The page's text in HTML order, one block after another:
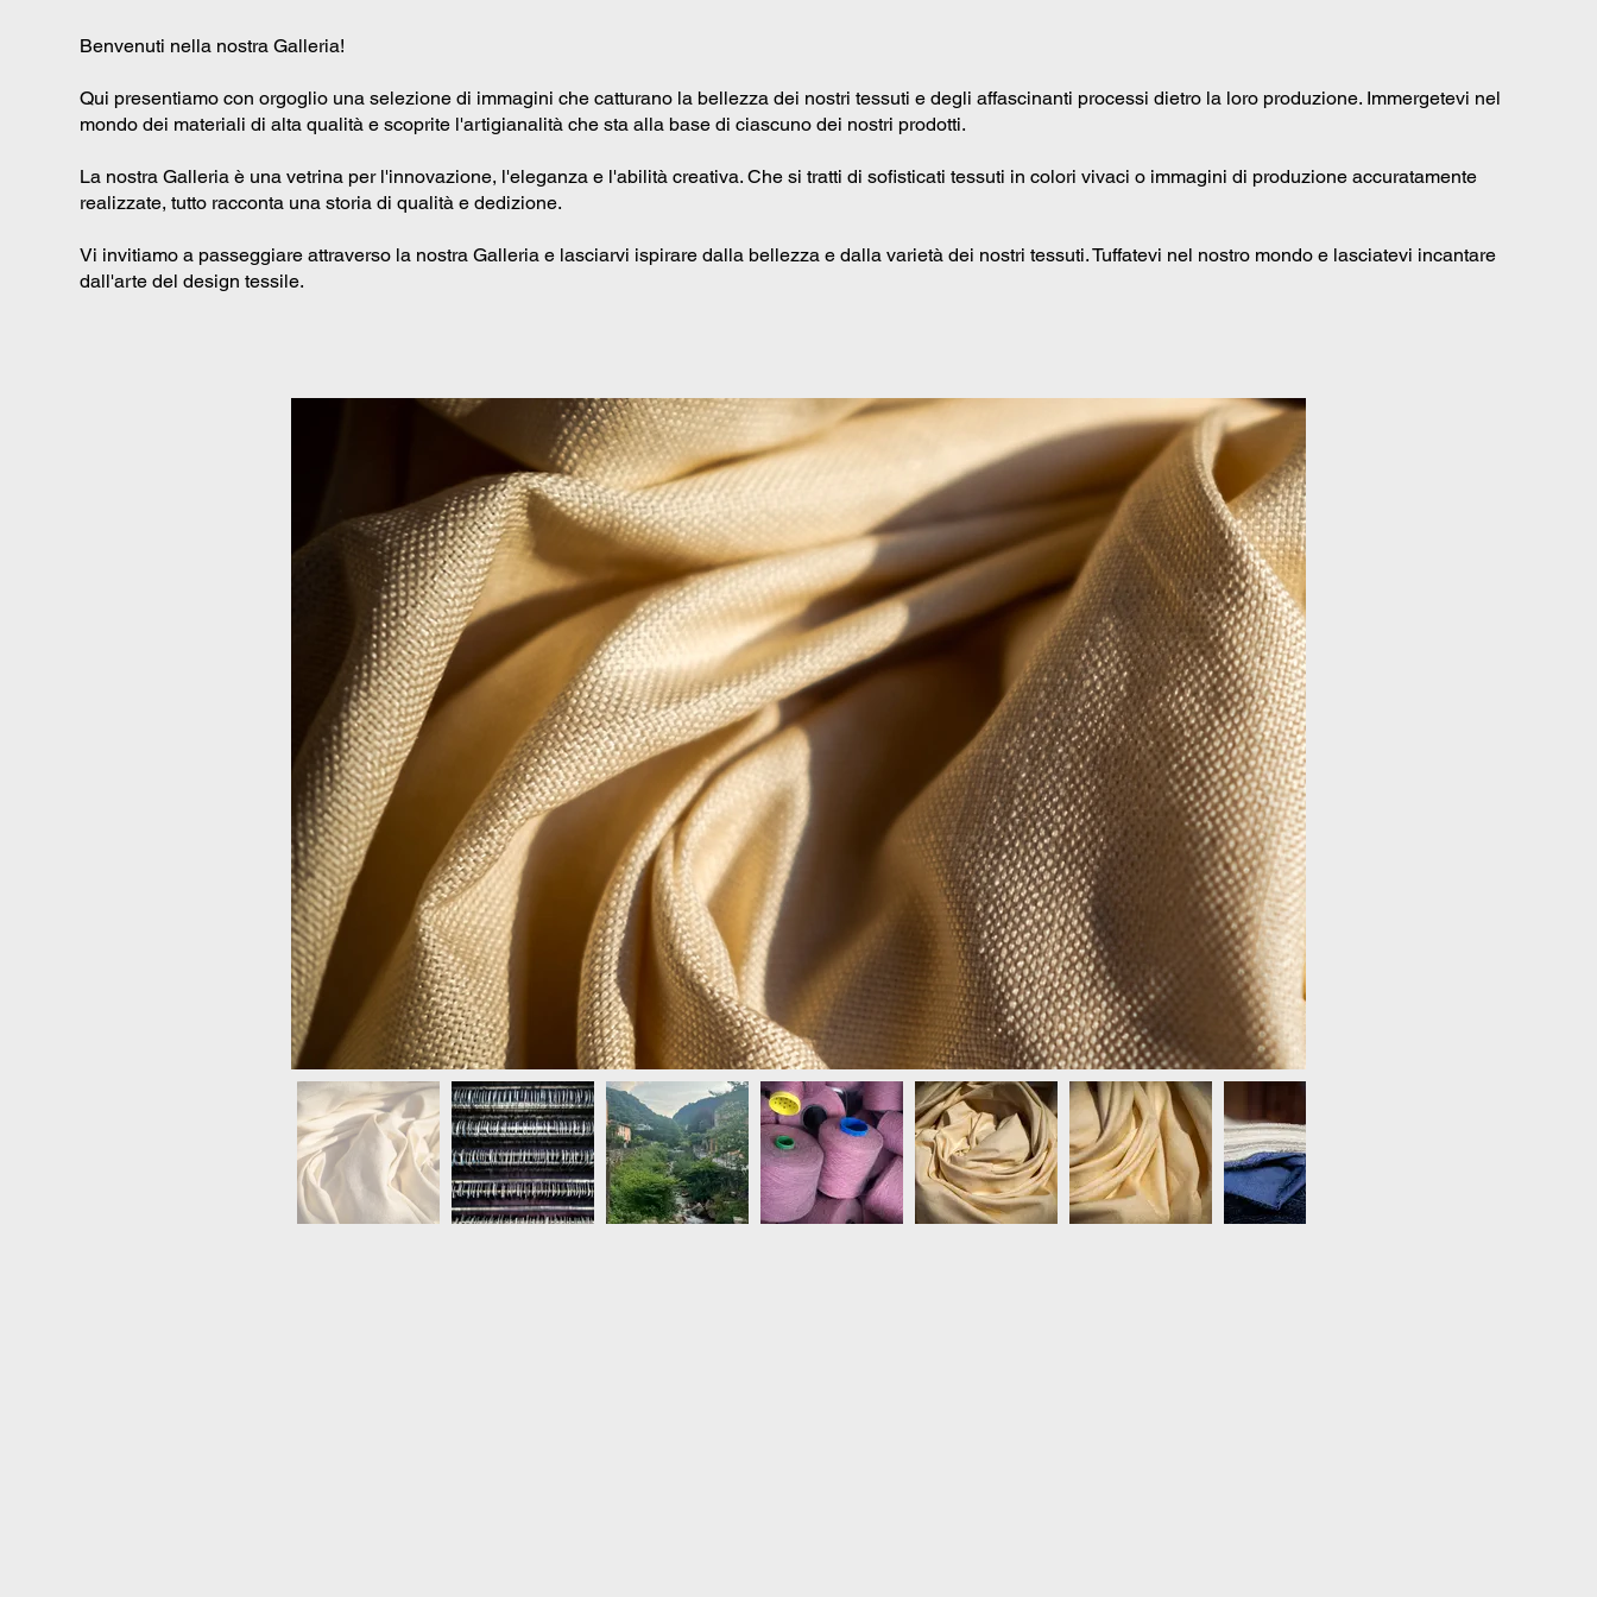
Benvenuti nella nostra Galleria!
Qui presentiamo con orgoglio una selezione di immagini che catturano la bellezza dei nostri tessuti e degli affascinanti processi dietro la loro produzione. Immergetevi nel
mondo dei materiali di alta qualità e scoprite l'artigianalità che sta alla base di ciascuno dei nostri prodotti.
La nostra Galleria è una vetrina per l'innovazione, l'eleganza e l'abilità creativa. Che si tratti di sofisticati tessuti in colori vivaci o immagini di produzione accuratamente
realizzate, tutto racconta una storia di qualità e dedizione.
Vi invitiamo a passeggiare attraverso la nostra Galleria e lasciarvi ispirare dalla bellezza e dalla varietà dei nostri tessuti. Tuffatevi nel nostro mondo e lasciatevi incantare
dall'arte del design tessile.